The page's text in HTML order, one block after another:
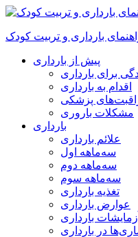
بارداری و تربیت کودک
پیش از بارداری
برای بارداری
اقدام به بارداری
پزشکی
مشکلات باروری
بارداری
علائم بارداری
سه‌ماهه اول
سه‌ماهه دوم
سه‌ماهه سوم
تغذیه بارداری
عوارض بارداری
آزمایشات بارداری
در بارداری